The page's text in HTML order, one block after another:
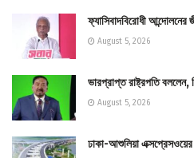
ফ্যাসিবাদবিরোধী
August 5, 2026
ভারপ্রাপ্ত রাষ্ট্রপতি
August 5, 2026
ঢাকা-আশুলিয়া